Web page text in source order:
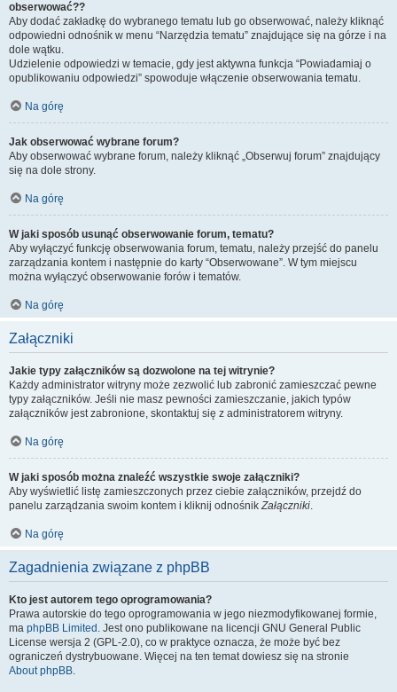
obserwować??
Aby dodać zakładkę do wybranego tematu lub go obserwować, należy kliknąć
odpowiedni odnośnik w menu “Narzędzia tematu” znajdujące się na górze i na
dole wątku.
Udzielenie odpowiedzi w temacie, gdy jest aktywna funkcja “Powiadamiaj o
opublikowaniu odpowiedzi” spowoduje włączenie obserwowania tematu.
Na górę
Jak obserwować wybrane forum?
Aby obserwować wybrane forum, należy kliknąć „Obserwuj forum” znajdujący
się na dole strony.
Na górę
W jaki sposób usunąć obserwowanie forum, tematu?
Aby wyłączyć funkcję obserwowania forum, tematu, należy przejść do panelu
zarządzania kontem i następnie do karty “Obserwowane”. W tym miejscu
można wyłączyć obserwowanie forów i tematów.
Na górę
Załączniki
Jakie typy załączników są dozwolone na tej witrynie?
Każdy administrator witryny może zezwolić lub zabronić zamieszczać pewne
typy załączników. Jeśli nie masz pewności zamieszczanie, jakich typów
załączników jest zabronione, skontaktuj się z administratorem witryny.
Na górę
W jaki sposób można znaleźć wszystkie swoje załączniki?
Aby wyświetlić listę zamieszczonych przez ciebie załączników, przejdź do
panelu zarządzania swoim kontem i kliknij odnośnikZałączniki.
Na górę
Zagadnienia związane z phpBB
Kto jest autorem tego oprogramowania?
Prawa autorskie do tego oprogramowania w jego niezmodyfikowanej formie,
ma phpBB Limited . Jest ono publikowane na licencji GNU General Public
License wersja 2 (GPL-2.0), co w praktyce oznacza, że może być bez
ograniczeń dystrybuowane. Więcej na ten temat dowiesz się na stronie
About phpBB.